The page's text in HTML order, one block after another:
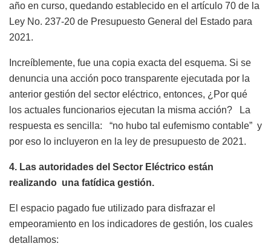
año en curso, quedando establecido en el artículo 70 de la
Ley No. 237-20 de Presupuesto General del Estado para
2021.
Increíblemente, fue una copia exacta del esquema. Si se
denuncia una acción poco transparente ejecutada por la
anterior gestión del sector eléctrico, entonces, ¿Por qué
los actuales funcionarios ejecutan la misma acción? La
respuesta es sencilla: “no hubo tal eufemismo contable” y
por eso lo incluyeron en la ley de presupuesto de 2021.
4. Las autoridades del Sector Eléctrico están
realizando una fatídica gestión.
El espacio pagado fue utilizado para disfrazar el
empeoramiento en los indicadores de gestión, los cuales
detallamos: